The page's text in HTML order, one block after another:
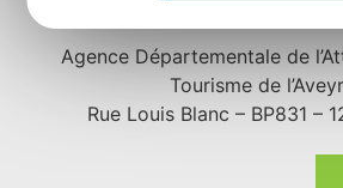
Agence Départementale de
Tourisme de
Rue Louis Blanc – BP831 –